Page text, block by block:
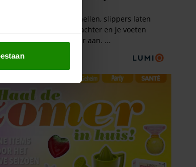
voor social
die u aan ze heeft
cookies als u